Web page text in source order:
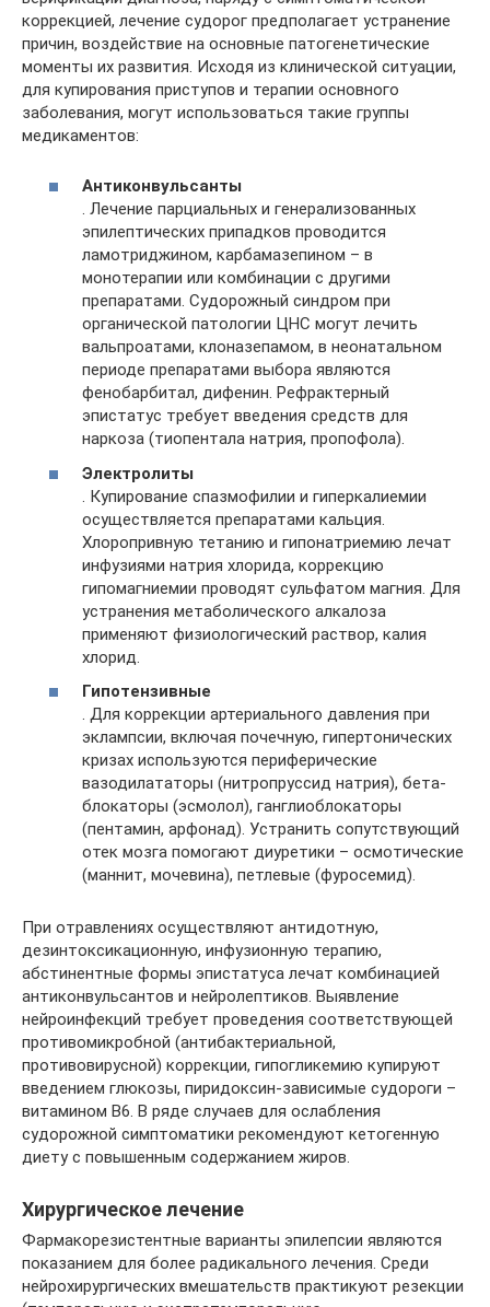
коррекцией, лечение судорог предполагает устранение
причин, воздействие на основные патогенетические
моменты их развития. Исходя из клинической ситуации,
для купирования приступов и терапии основного
заболевания, могут использоваться такие группы
медикаментов:
Антиконвульсанты
. Лечение парциальных и генерализованных
эпилептических припадков проводится
ламотриджином, карбамазепином – в
монотерапии или комбинации с другими
препаратами. Судорожный синдром при
органической патологии ЦНС могут лечить
вальпроатами, клоназепамом, в неонатальном
периоде препаратами выбора являются
фенобарбитал, дифенин. Рефрактерный
эпистатус требует введения средств для
наркоза (тиопентала натрия, пропофола).
Электролиты
. Купирование спазмофилии и гиперкалиемии
осуществляется препаратами кальция.
Хлоропривную тетанию и гипонатриемию лечат
инфузиями натрия хлорида, коррекцию
гипомагниемии проводят сульфатом магния. Для
устранения метаболического алкалоза
применяют физиологический раствор, калия
хлорид.
Гипотензивные
. Для коррекции артериального давления при
эклампсии, включая почечную, гипертонических
кризах используются периферические
вазодилататоры (нитропруссид натрия), бета-
блокаторы (эсмолол), ганглиоблокаторы
(пентамин, арфонад). Устранить сопутствующий
отек мозга помогают диуретики – осмотические
(маннит, мочевина), петлевые (фуросемид).
При отравлениях осуществляют антидотную,
дезинтоксикационную, инфузионную терапию,
абстинентные формы эпистатуса лечат комбинацией
антиконвульсантов и нейролептиков. Выявление
нейроинфекций требует проведения соответствующей
противомикробной (антибактериальной,
противовирусной) коррекции, гипогликемию купируют
введением глюкозы, пиридоксин-зависимые судороги –
витамином B6. В ряде случаев для ослабления
судорожной симптоматики рекомендуют кетогенную
диету с повышенным содержанием жиров.
Хирургическое лечение
Фармакорезистентные варианты эпилепсии являются
показанием для более радикального лечения. Среди
нейрохирургических вмешательств практикуют резекции